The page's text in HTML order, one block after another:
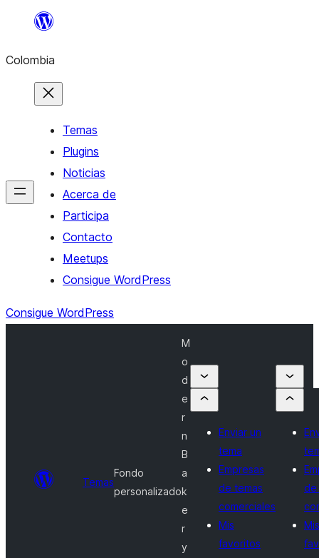
Saltar
contenido
Colombia
Temas
Plugins
Noticias
Acerca de
Participa
Contacto
Meetups
Consigue WordPress
Consigue WordPress
Temas
Fondo
personalizado
M
o
d
e
r
n
B
a
k
e
r
y
Enviar un
tema
Empresas
de temas
comerciales
Mis
favoritos
de
Mis